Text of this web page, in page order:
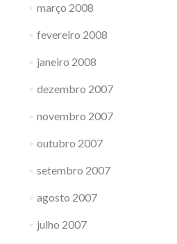
março 2008
fevereiro 2008
janeiro 2008
dezembro 2007
novembro 2007
outubro 2007
setembro 2007
agosto 2007
julho 2007